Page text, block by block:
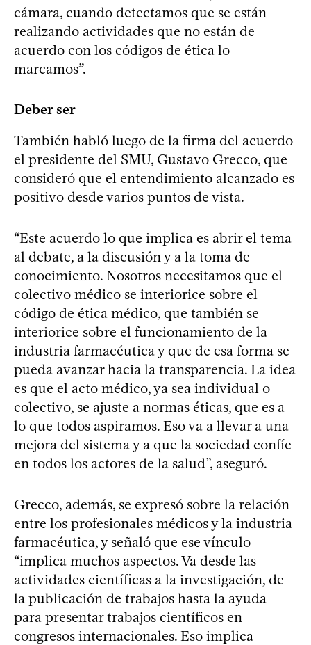
cámara, cuando detectamos que se están
realizando actividades que no están de
acuerdo con los códigos de ética lo
marcamos”.
Deber ser
También habló luego de la firma del acuerdo
el presidente del SMU, Gustavo Grecco, que
consideró que el entendimiento alcanzado es
positivo desde varios puntos de vista.
“Este acuerdo lo que implica es abrir el tema
al debate, a la discusión y a la toma de
conocimiento. Nosotros necesitamos que el
colectivo médico se interiorice sobre el
código de ética médico, que también se
interiorice sobre el funcionamiento de la
industria farmacéutica y que de esa forma se
pueda avanzar hacia la transparencia. La idea
es que el acto médico, ya sea individual o
colectivo, se ajuste a normas éticas, que es a
lo que todos aspiramos. Eso va a llevar a una
mejora del sistema y a que la sociedad confíe
en todos los actores de la salud”, aseguró.
Grecco, además, se expresó sobre la relación
entre los profesionales médicos y la industria
farmacéutica, y señaló que ese vínculo
“implica muchos aspectos. Va desde las
actividades científicas a la investigación, de
la publicación de trabajos hasta la ayuda
para presentar trabajos científicos en
congresos internacionales. Eso implica